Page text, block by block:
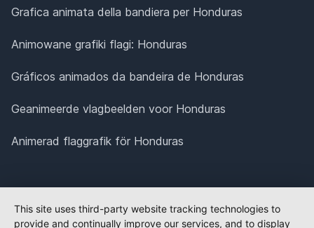
Grafica animata della bandiera per Honduras
Animowane grafiki flagi: Honduras
Gráficos animados da bandeira de Honduras
Geanimeerde vlagbeelden voor Honduras
Animerad flaggrafik för Honduras
This site uses third-party website tracking technologies to
provide and continually improve our services, and to display